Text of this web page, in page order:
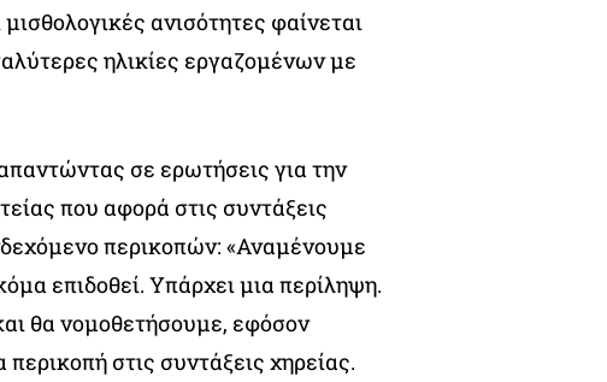
ανισότητες φαίνεται
ηλικίες εργαζομένων με
σε ερωτήσεις για την
που αφορά στις συντάξεις
περικοπών: «Αναμένουμε
επιδοθεί. Υπάρχει μια περίληψη.
θα νομοθετήσουμε, εφόσον
στις συντάξεις χηρείας.